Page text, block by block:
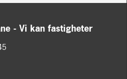
- Vi kan fastigheter